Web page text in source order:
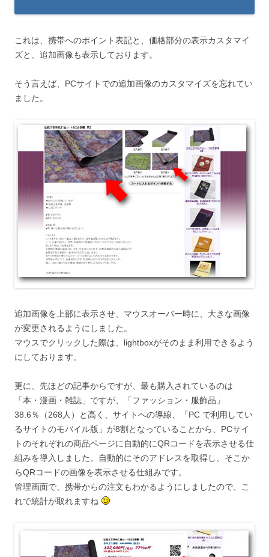
これは、携帯へのポイント表記と、価格部分の表示カスタマイ
ズと、追加画像も表示しております。
そう言えば、PCサイトでの追加画像のカスタマイズを忘れてい
ました。
追加画像を上部に表示させ、マウスオーバー時に、大きな画像
が変更されるようにしました。
マウスでクリックした際は、lightboxがそのまま利用できるよう
にしております。
更に、先ほどの記事からですが、最も購入されているのは
「本・漫画・雑誌」ですが、「ファッション・服飾品」
38.6％（268人）と高く、サイトへの導線、「PC で利用してい
るサイトのモバイル版」が8割となっていることから、PCサイ
トのそれぞれの商品ページに自動的にQRコードを表示させる仕
組みを導入しました。自動的にそのアドレスを取得し、そこか
らQRコードの画像を表示させる仕組みです。
管理画面で、携帯からの注文もわかるようにしましたので、こ
れで統計が取れますね